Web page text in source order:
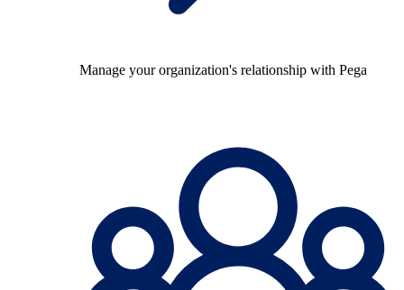
Manage your organization's relationship with Pega